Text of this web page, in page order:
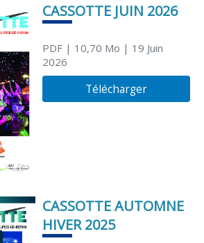
CASSOTTE JUIN 2026
PDF| 10,70 Mo | 19 Juin
2026
Télécharger
CASSOTTE AUTOMNE
HIVER 2025